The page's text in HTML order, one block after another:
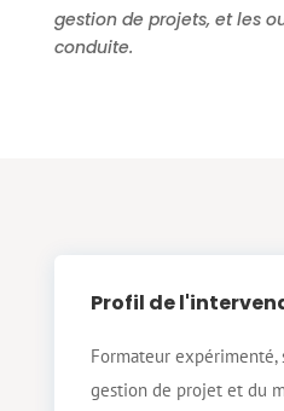
gestion de projets, et les
conduite.
Profil de
Formateur expérimenté,
gestion de projet et du